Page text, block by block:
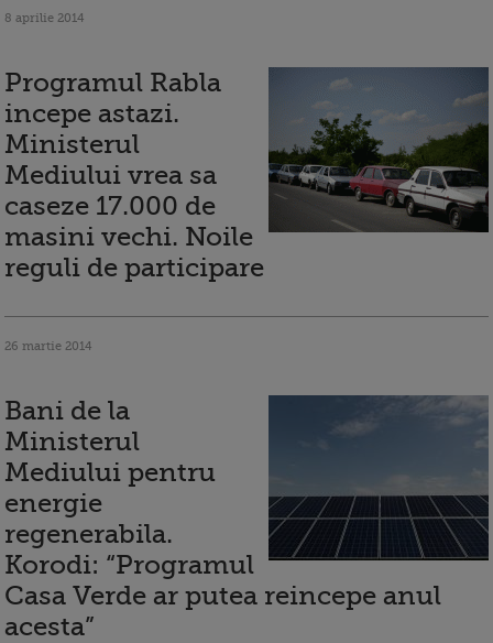
8 aprilie 2014
Programul Rabla
incepe astazi.
Ministerul
Mediului vrea sa
caseze 17.000 de
masini vechi. Noile
reguli de participare
26 martie 2014
Bani de la
Ministerul
Mediului pentru
energie
regenerabila.
Korodi: “Programul
Casa Verde ar putea reincepe anul
acesta”